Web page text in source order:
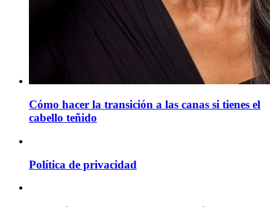
Cómo hacer la transición a las canas si tienes el
cabello teñido
Política de privacidad